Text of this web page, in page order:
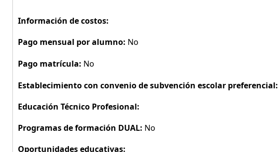
Información de costos:
Pago mensual por alumno: No
Pago matrícula: No
Establecimiento con convenio de subvención escolar preferencial:
Educación Técnico Profesional:
Programas de formación DUAL: No
Oportunidades educativas: